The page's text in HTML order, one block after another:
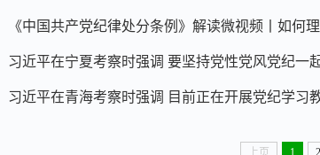
《中国共产党纪律处分条例》解读微视频丨如何
习近平在宁夏考察时强调 要坚持党性党风党纪一
习近平在青海考察时强调 目前正在开展党纪学习